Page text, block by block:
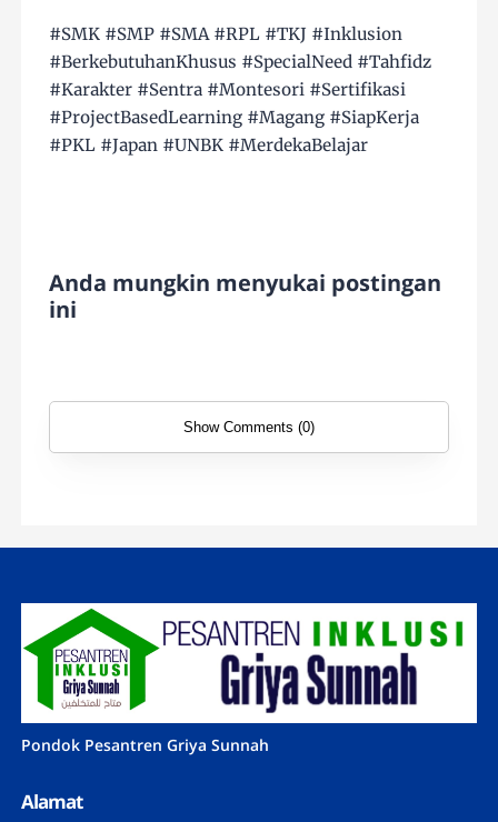
#SMK #SMP #SMA #RPL #TKJ #Inklusion
#BerkebutuhanKhusus #SpecialNeed #Tahfidz
#Karakter #Sentra #Montesori #Sertifikasi
#ProjectBasedLearning #Magang #SiapKerja
#PKL #Japan #UNBK #MerdekaBelajar
Anda mungkin menyukai postingan
ini
Show Comments (0)
Pondok Pesantren Griya Sunnah
Alamat